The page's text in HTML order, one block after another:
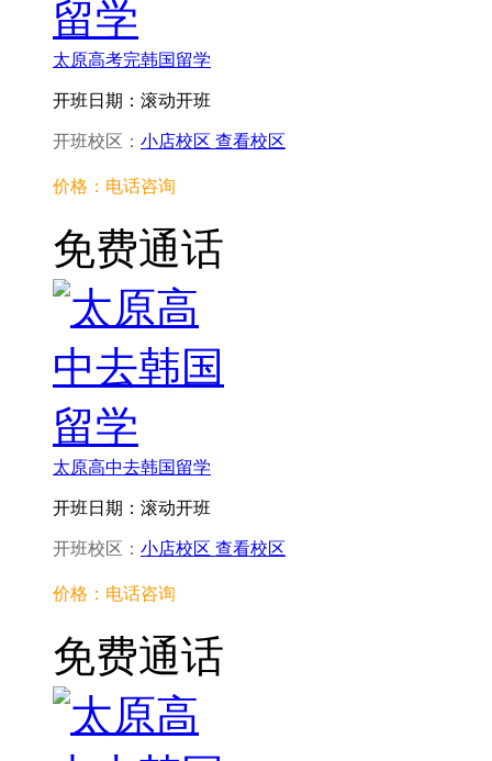
太原高考完韩国留学
开班日期：滚动开班
开班校区： 小店校区 查看校区
价格：电话咨询
免费通话
太原高中去韩国留学
开班日期：滚动开班
开班校区： 小店校区 查看校区
价格：电话咨询
免费通话